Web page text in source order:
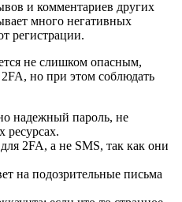
и комментариев других
много негативных
регистрации.
не слишком опасным,
но при этом соблюдать
надежный пароль, не
ресурсах.
2FA, а не SMS, так как они
на подозрительные письма